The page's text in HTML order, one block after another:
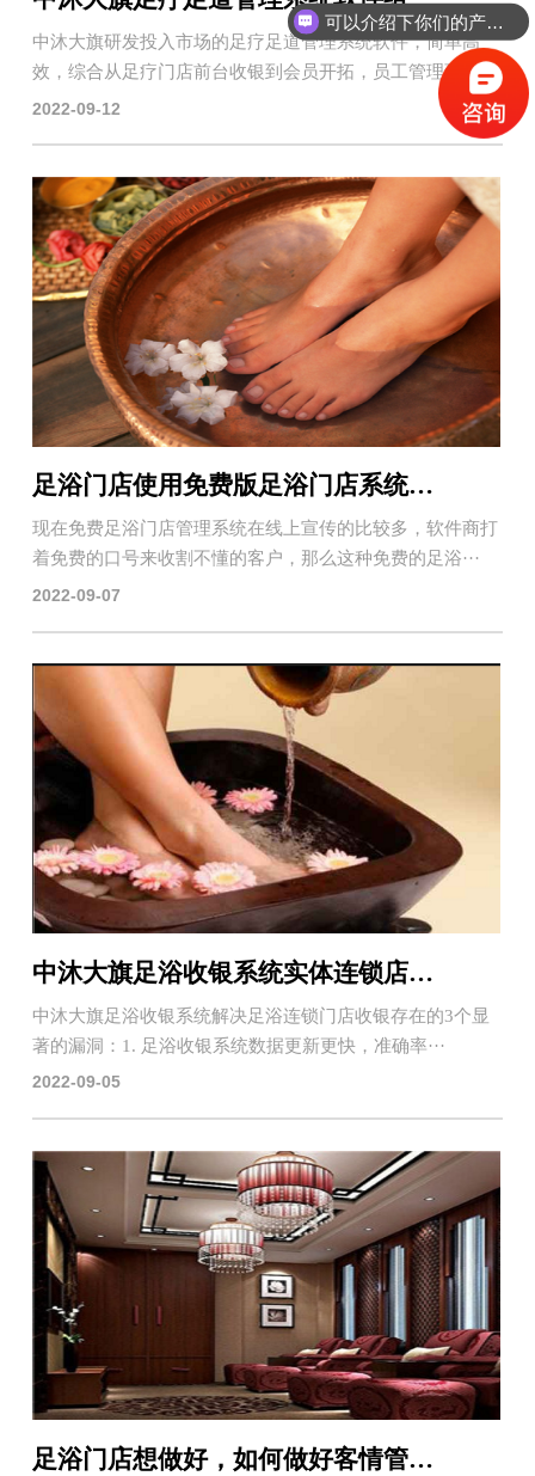
中沐大旗研发投入市场的足疗足道管理系统软件，简单高
效，综合从足疗门店前台收银到会员开拓，员工管理到财···
2022-09-12
足浴门店使用免费版足浴门店系统存在哪些风险？
现在免费足浴门店管理系统在线上宣传的比较多，软件商打
着免费的口号来收割不懂的客户，那么这种免费的足浴···
2022-09-07
中沐大旗足浴收银系统实体连锁店转型升级必备
中沐大旗足浴收银系统解决足浴连锁门店收银存在的3个显
著的漏洞：1. 足浴收银系统数据更新更快，准确率···
2022-09-05
足浴门店想做好，如何做好客情管理很重要，用足浴系统软件来帮
可以介绍下你们的产品么？